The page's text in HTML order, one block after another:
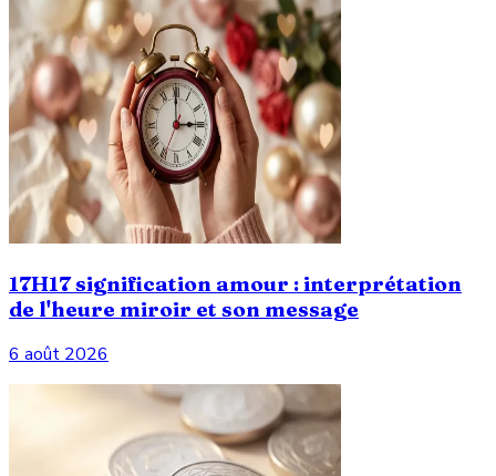
17H17 signification amour : interprétation
de l'heure miroir et son message
6 août 2026